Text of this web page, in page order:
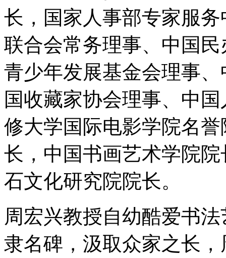
长，国家人事部专家服
联合会常务理事、中国
青少年发展基金会理事
国收藏家协会理事、中
修大学国际电影学院名
长，中国书画艺术学院
石文化研究院院长。
周宏兴教授自幼酷爱书
隶名碑，汲取众家之长